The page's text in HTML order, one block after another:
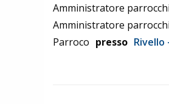
Amministratore
Amministratore
Parroco presso Rivello